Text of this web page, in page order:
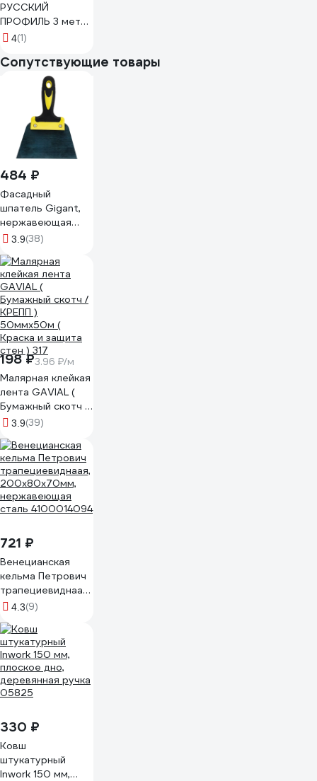
РУССКИЙ
ПРОФИЛЬ 3 метра
4607130275702
4(1)
Сопутствующие товары
484 ₽
Фасадный
шпатель Gigant,
нержавеющая
сталь, 150 мм,
ручка GFS-150
3.9(38)
198 ₽3.96 ₽/м
Малярная клейкая
лента GAVIAL (
Бумажный скотч /
КРЕПП )
Краска и защита
стен ) 317
3.9(39)
721 ₽
Венецианская
кельма Петрович
трапециевиднаая,
200x80x70мм,
сталь 4100014094
4.3(9)
330 ₽
Ковш
штукатурный
Inwork 150 мм,